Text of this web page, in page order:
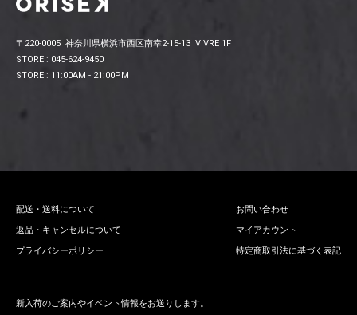
〒220-0005 神奈川県横浜市西区南幸2-15-13 VIVRE 1F
STORE : 045-624-9450
STORE : 11:00AM - 21:00PM
配送・送料について
返品・キャンセルについて
プライバシーポリシー
お問い合わせ
マイアカウント
特定商取引法に基づく表記
新入荷のご案内やイベント情報をお送りします。